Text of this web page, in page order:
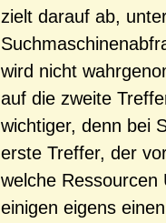
zielt darauf ab,
wird nicht
auf die zweite
wichtiger, denn bei
erste Treffer, der
welche
einigen eigens